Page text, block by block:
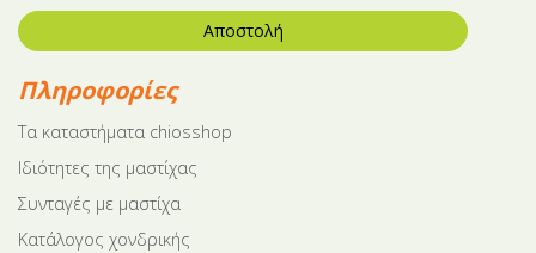
Αποστολή
Πληροφορίες
Tα καταστήματα chiosshop
Ιδιότητες της μαστίχας
Συνταγές με μαστίχα
Κατάλογος χονδρικής